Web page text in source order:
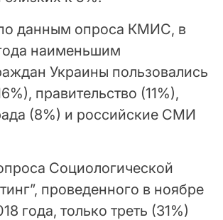
данным опроса КМИС, в
наименьшим
Украины пользовались
правительство (11%),
(8%) и российские СМИ
Социологической
проведенного в ноябре
года, только треть (31%)